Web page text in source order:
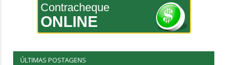
Contracheque
ONLINE
ÚLTIMAS POSTAGENS